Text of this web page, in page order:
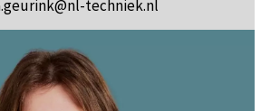
techniek.nl